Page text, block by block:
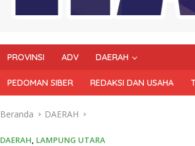
PROVINSI ADV DAERAH
PEDOMAN SIBER REDAKSI DAN USAHA
Beranda DAERAH
DAERAH, LAMPUNG UTARA